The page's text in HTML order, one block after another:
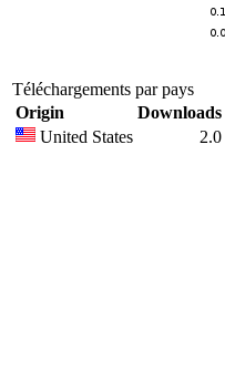
Téléchargements par pays
Origin
Downloads
United States
2.0